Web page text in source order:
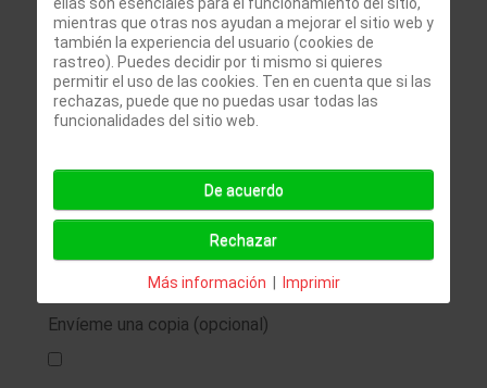
Mensaje*
Envíeme una copia (opcional)
mientras que otras nos ayudan a mejorar el sitio web y
también la experiencia del usuario (cookies de
rastreo). Puedes decidir por ti mismo si quieres
permitir el uso de las cookies. Ten en cuenta que si las
rechazas, puede que no puedas usar todas las
funcionalidades del sitio web.
De acuerdo
Rechazar
Más información | Imprimir